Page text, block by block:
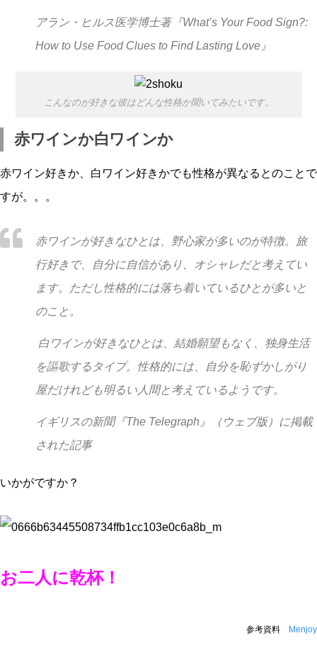
アラン・ヒルス医学博士著『What’s Your Food Sign?:
How to Use Food Clues to Find Lasting Love』
こんなのが好きな彼はどんな性格か聞いてみたいです。
赤ワインか白ワインか
赤ワイン好きか、白ワイン好きかでも性格が異なるとのことで
すが。。。
赤ワインが好きなひとは、野心家が多いのが特徴。旅
行好きで、自分に自信があり、オシャレだと考えてい
ます。ただし性格的には落ち着いているひとが多いと
のこと。
白ワインが好きなひとは、結婚願望もなく、独身生活
を謳歌するタイプ。性格的には、自分を恥ずかしがり
屋だけれども明るい人間と考えているようです。
イギリスの新聞『The Telegraph』（ウェブ版）に掲載
された記事
いかがですか？
お二人に乾杯！
参考資料 Menjoy